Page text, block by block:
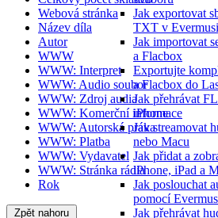
Jak exportovat
TXT v
Jak importovat
a Flacbox
Exportujte
a Flacbox do
Jak přehrávat
iPhone
Jak streamovat
nebo Macu
Jak přidat a
iPhone, iPad a
Jak poslouchat
pomocí
Jak přehrávat
Webová stránka
Název díla
Autor
WWW
WWW: Interpret
WWW: Audio soubor
WWW: Zdroj audia
WWW: Komerční informace
WWW: Autorská práva
WWW: Platba
WWW: Vydavatel
WWW: Stránka rádia
Rok
Zpět nahoru